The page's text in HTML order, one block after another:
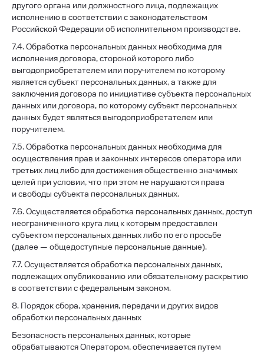
другого органа или должностного лица, подлежащих
исполнению в соответствии с законодательством
Российской Федерации об исполнительном производстве.
7.4. Обработка персональных данных необходима для
исполнения договора, стороной которого либо
выгодоприобретателем или поручителем по которому
является субъект персональных данных, а также для
заключения договора по инициативе субъекта персональных
данных или договора, по которому субъект персональных
данных будет являться выгодоприобретателем или
поручителем.
7.5. Обработка персональных данных необходима для
осуществления прав и законных интересов оператора или
третьих лиц либо для достижения общественно значимых
целей при условии, что при этом не нарушаются права
и свободы субъекта персональных данных.
7.6. Осуществляется обработка персональных данных, доступ
неограниченного круга лиц к которым предоставлен
субъектом персональных данных либо по его просьбе
(далее — общедоступные персональные данные).
7.7. Осуществляется обработка персональных данных,
подлежащих опубликованию или обязательному раскрытию
в соответствии с федеральным законом.
8. Порядок сбора, хранения, передачи и других видов
обработки персональных данных
Безопасность персональных данных, которые
обрабатываются Оператором, обеспечивается путем